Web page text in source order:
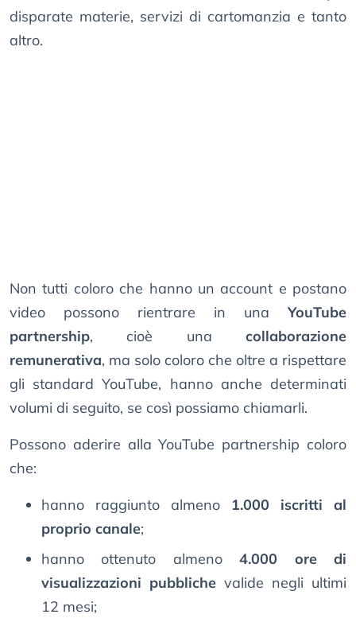
disparate materie, servizi di cartomanzia e tanto
altro.
Non tutti coloro che hanno un account e postano
video possono rientrare in unaYouTube
partnership, cioè una collaborazione
remunerativa, ma solo coloro che oltre a rispettare
gli standard YouTube, hanno anche determinati
volumi di seguito, se così possiamo chiamarli.
Possono aderire alla YouTube partnership coloro
che:
hanno raggiunto almeno 1.000 iscritti al
proprio canale;
hanno ottenuto almeno4.000 ore di
visualizzazioni pubbliche valide negli ultimi
12 mesi;